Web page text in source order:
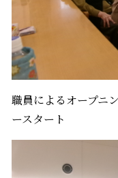
職員によるオープニ
ースタート